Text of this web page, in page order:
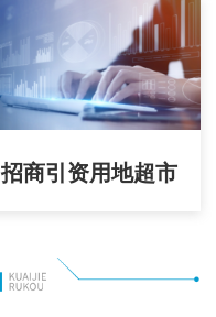
招商引资用地超市